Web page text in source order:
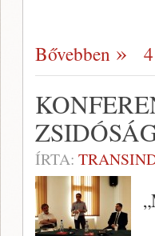
Bővebben
ÍRTA: